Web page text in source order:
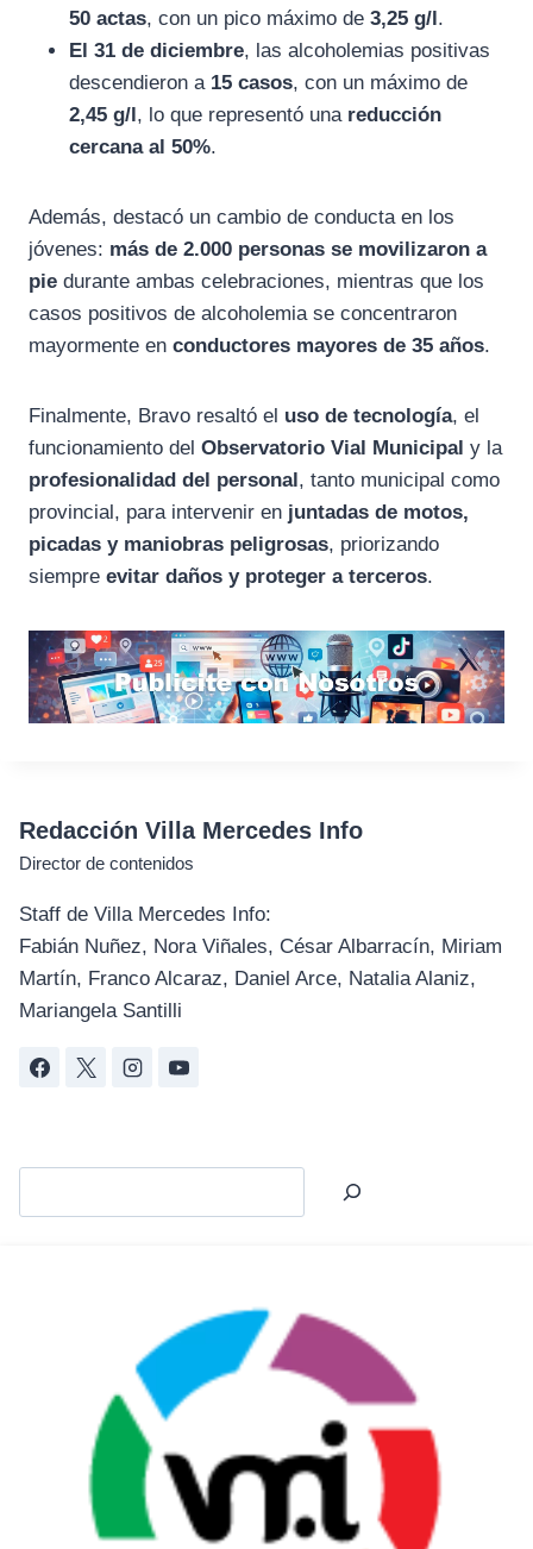
50 actas, con un pico máximo de 3,25 g/l.
El 31 de diciembre, las alcoholemias positivas
descendieron a 15 casos, con un máximo de
2,45 g/l, lo que representó una reducción
cercana al 50%.
Además, destacó un cambio de conducta en los
jóvenes: más de 2.000 personas se movilizaron a
pie durante ambas celebraciones, mientras que los
casos positivos de alcoholemia se concentraron
mayormente en conductores mayores de 35 años.
Finalmente, Bravo resaltó el uso de tecnología, el
funcionamiento del Observatorio Vial Municipal y la
profesionalidad del personal, tanto municipal como
provincial, para intervenir en juntadas de motos,
picadas y maniobras peligrosas, priorizando
siempre evitar daños y proteger a terceros.
Redacción Villa Mercedes Info
Director de contenidos
Staff de Villa Mercedes Info:
Fabián Nuñez, Nora Viñales, César Albarracín, Miriam
Martín, Franco Alcaraz, Daniel Arce, Natalia Alaniz,
Mariangela Santilli